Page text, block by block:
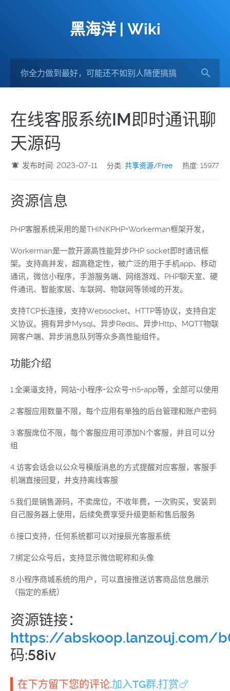
黑海洋 | Wiki
在线客服系统IM即时通讯聊
天源码
发布时间: 2023-07-11 分类:共享资源/Free 热度: 15977
资源信息
PHP客服系统采用的是THINKPHP+Workerman框架开发，
Workerman是一款开源高性能异步PHP socket即时通讯框
架。支持高并发，超高稳定性，被广泛的用于手机app、移动
通讯，微信小程序，手游服务端、网络游戏、PHP聊天室、硬
件通讯、智能家居、车联网、物联网等领域的开发。
支持TCP长连接，支持Websocket、HTTP等协议，支持自定
义协议。拥有异步Mysql、异步Redis、异步Http、MQTT物联
网客户端、异步消息队列等众多高性能组件。
功能介绍
1.全渠道支持，网站+小程序+公众号+h5+app等，全部可以使用
2.客服应用数量不限，每个应用有单独的后台管理和账户密码
3.客服席位不限，每个客服应用可添加N个客服，并且可以分
组
4.访客会话会以公众号模版消息的方式提醒对应客服，客服手
机端直接回复，并支持离线客服
5.我们是销售源码，不卖席位，不收年费，一次购买，安装到
自己服务器上使用，后续免费享受升级更新和售后服务
6.接口支持，任何系统都可以对接辰光客服系统
7.绑定公众号后，支持显示微信昵称和头像
8.小程序商城系统的用户，可以直接推送访客商品信息展示
（指定的系统）
资源链接：
https://abskoop.lanzouj.com/
码:58iv
在下方留下您的评论.加入TG群.打赏🍗